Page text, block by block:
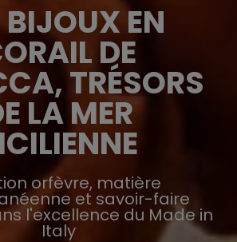
BIJOUX EN
DE
TRÉSORS
LA MER
orfèvre, matière
et savoir-faire
l'excellence du Made in
Italy